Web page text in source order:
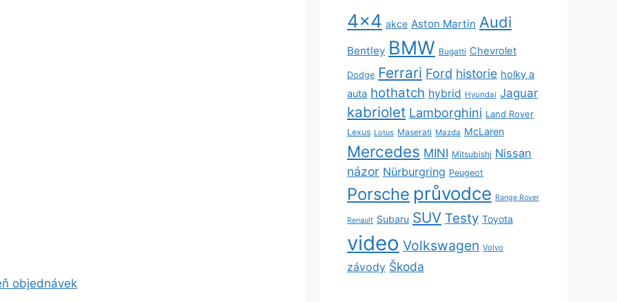
objednávek
4x4 akce Aston Martin Audi
Bentley BMW Bugatti Chevrolet
Dodge Ferrari Ford historie holky a
auta hothatch hybrid Hyundai Jaguar
kabriolet Lamborghini Land Rover
Lexus Lotus Maserati Mazda McLaren
Mercedes MINI Mitsubishi Nissan
názor Nürburgring Peugeot
Porsche průvodce Range Rover
Renault Subaru SUV Testy Toyota
video Volkswagen Volvo
závody Škoda